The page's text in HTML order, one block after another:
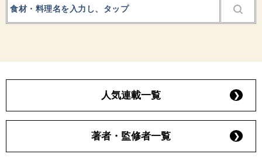
人気連載一覧
著者・監修者一覧